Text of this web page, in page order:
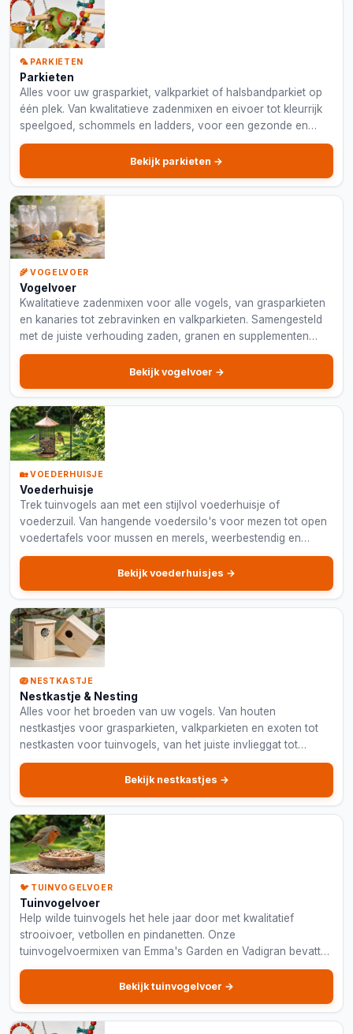
🦜 PARKIETEN
Parkieten
Alles voor uw grasparkiet, valkparkiet of halsbandparkiet op
één plek. Van kwalitatieve zadenmixen en eivoer tot kleurrijk
speelgoed, schommels en ladders, voor een gezonde en
gelukkige parkiet.
Bekijk parkieten →
🌾 VOGELVOER
Vogelvoer
Kwalitatieve zadenmixen voor alle vogels, van grasparkieten
en kanaries tot zebravinken en valkparkieten. Samengesteld
met de juiste verhouding zaden, granen en supplementen
voor optimale gezondheid.
Bekijk vogelvoer →
🏡 VOEDERHUISJE
Voederhuisje
Trek tuinvogels aan met een stijlvol voederhuisje of
voederzuil. Van hangende voedersilo's voor mezen tot open
voedertafels voor mussen en merels, weerbestendig en
eenvoudig bij te vullen.
Bekijk voederhuisjes →
🪺 NESTKASTJE
Nestkastje & Nesting
Alles voor het broeden van uw vogels. Van houten
nestkastjes voor grasparkieten, valkparkieten en exoten tot
nestkasten voor tuinvogels, van het juiste invlieggat tot
kokosvezels en nestmateriaal.
Bekijk nestkastjes →
🐦 TUINVOGELVOER
Tuinvogelvoer
Help wilde tuinvogels het hele jaar door met kwalitatief
strooivoer, vetbollen en pindanetten. Onze
tuinvogelvoermixen van Emma's Garden en Vadigran bevatten
zonnebloempitten, pinda's en gepelde haver.
Bekijk tuinvogelvoer →